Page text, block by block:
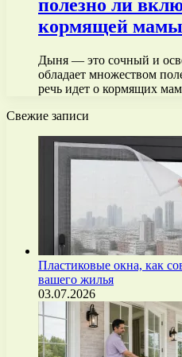
полезно ли
кормящей
Дыня — это сочный и
обладает множеством
речь идет о кормящих
Свежие записи
Пластиковые окна, как
вашего жилья
03.07.2026